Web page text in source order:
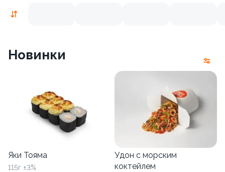
Новинки
Яки Тояма
115г ±3%
Удон с морским
коктейлем